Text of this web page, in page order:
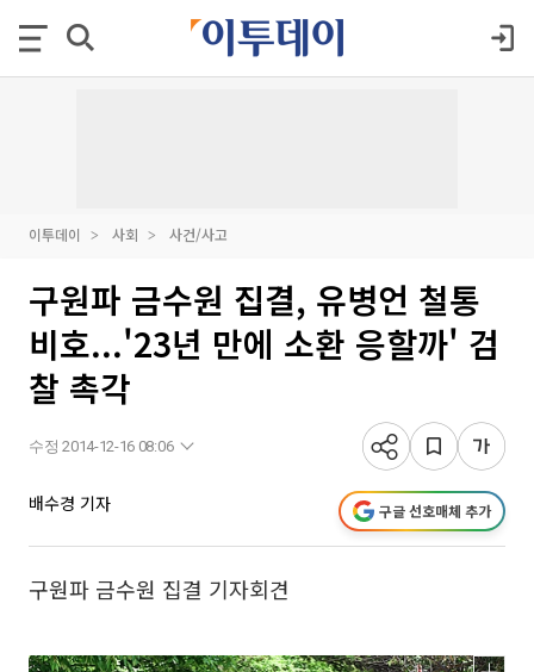
이투데이 사회 사건/사고
구원파 금수원 집결, 유병언 철통
비호...'23년 만에 소환 응할까' 검
찰 촉각
수정 2014-12-16 08:06
배수경 기자 구글 선호매체 추가
구원파 금수원 집결 기자회견